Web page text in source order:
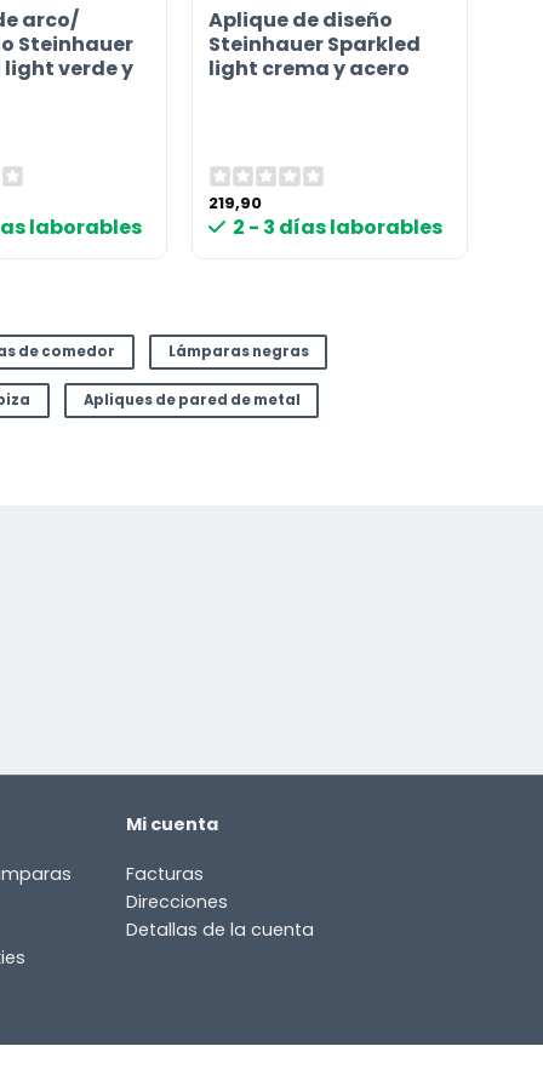
arco/
Steinhauer
light verde y
laborables
Aplique de diseño
Steinhauer Sparkled
light crema y acero
219,90
2 - 3 días laborables
de comedor Lámparas negras
Apliques de pared de metal
Mi cuenta
Facturas
Direcciones
Detallas de la cuenta